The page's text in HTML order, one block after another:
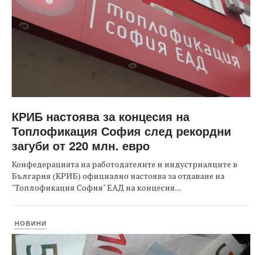
КРИБ настоява за концесия на
Топлофикация София след рекордни
загуби от 220 млн. евро
Конфедерацията на работодателите и индустриалците в
България (КРИБ) официално настоява за отдаване на
"Топлофикация София" ЕАД на концесия....
НОВИНИ